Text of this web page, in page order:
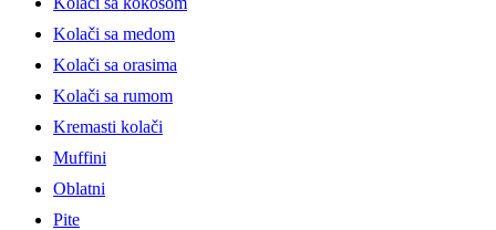
Kolači sa medom
Kolači sa orasima
Kolači sa rumom
Kremasti kolači
Muffini
Oblatni
Pite